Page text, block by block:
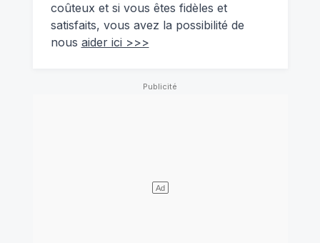
coûteux et si vous êtes fidèles et
satisfaits, vous avez la possibilité de
nous aider ici >>>